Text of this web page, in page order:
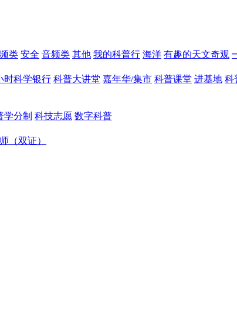
类 安全 音频类 其他 我的科普行 海洋 有趣的天文奇观
时科学银行 科普大讲堂 嘉年华/集市 科普课堂 进基地 科
学分制 科技志愿 数字科普
（双证）